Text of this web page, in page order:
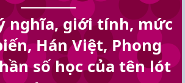
nghĩa, giới tính, mức
Hán Việt, Phong
số học của tên lót